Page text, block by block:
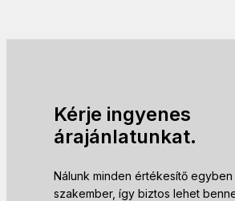
Kérje ingyenes
árajánlatunkat.
Nálunk minden értékesítő
szakember, így biztos lehet